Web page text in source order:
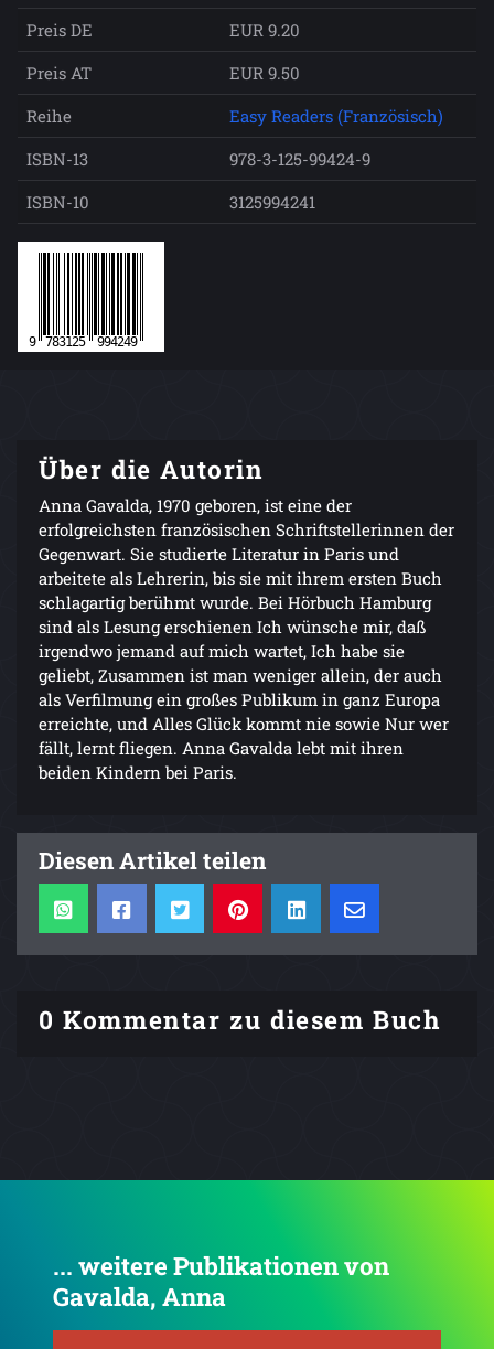
Preis DE
EUR 9.20
Preis AT
EUR 9.50
Reihe
Easy Readers (Französisch)
ISBN-13
978-3-125-99424-9
ISBN-10
3125994241
Über die Autorin
Anna Gavalda, 1970 geboren, ist eine der
erfolgreichsten französischen Schriftstellerinnen der
Gegenwart. Sie studierte Literatur in Paris und
arbeitete als Lehrerin, bis sie mit ihrem ersten Buch
schlagartig berühmt wurde. Bei Hörbuch Hamburg
sind als Lesung erschienen Ich wünsche mir, daß
irgendwo jemand auf mich wartet, Ich habe sie
geliebt, Zusammen ist man weniger allein, der auch
als Verfilmung ein großes Publikum in ganz Europa
erreichte, und Alles Glück kommt nie sowie Nur wer
fällt, lernt fliegen. Anna Gavalda lebt mit ihren
beiden Kindern bei Paris.
Diesen Artikel teilen
0 Kommentar zu diesem Buch
... weitere Publikationen von
Gavalda, Anna